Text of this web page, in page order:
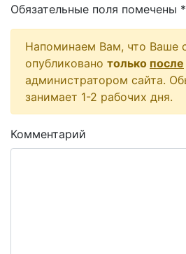
Обязательные поля помечены *
Напоминаем Вам, что Ваше
опубликовано только после
администратором сайта.
занимает 1-2 рабочих дня.
Комментарий